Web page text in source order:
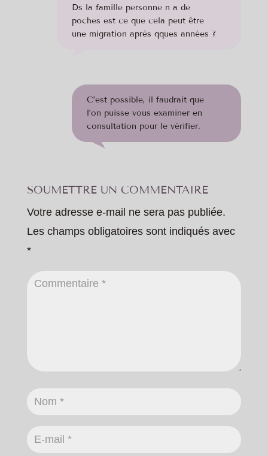
Ds la famille personne n a de
poches est ce que cela peut être
une migration après qques années ?
C’est possible, il faudrait que
l’on puisse vous examiner en
consultation pour le vérifier.
SOUMETTRE UN COMMENTAIRE
Votre adresse e-mail ne sera pas publiée.
Les champs obligatoires sont indiqués avec
*